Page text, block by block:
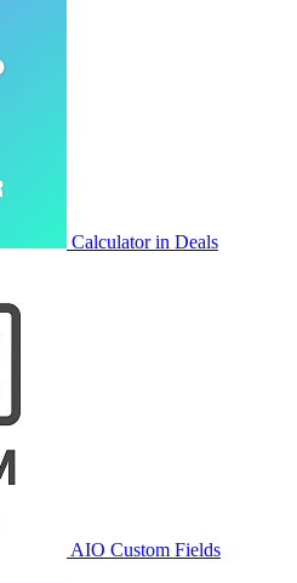
Calculator in Deals
AIO Custom Fields